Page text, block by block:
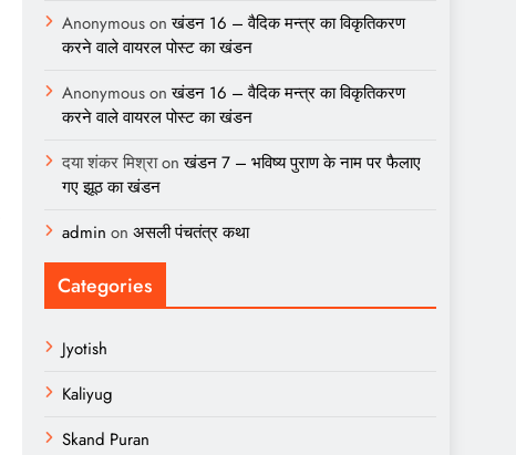
Anonymousonखंडन 16 – वैदिक मन्त्र का विकृतिकरण
करने वाले वायरल पोस्ट का खंडन
Anonymousonखंडन 16 – वैदिक मन्त्र का विकृतिकरण
करने वाले वायरल पोस्ट का खंडन
दया शंकर मिश्राonखंडन 7 – भविष्य पुराण के नाम पर फैलाए
गए झूठ का खंडन
admin on असली पंचतंत्र कथा
Categories
Jyotish
Kaliyug
Skand Puran